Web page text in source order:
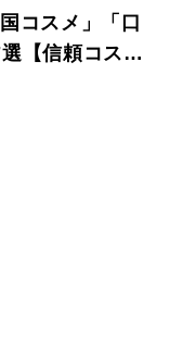
コスメ」「口
【信頼コスメ